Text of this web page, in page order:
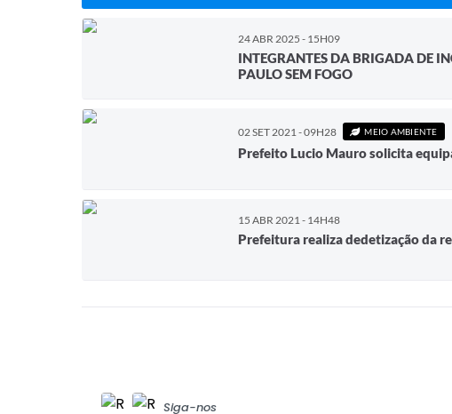
24 ABR 2025 - 15H09
INTEGRANTES DA BRIGADA DE
PAULO SEM FOGO
02 SET 2021 - 09H28 MEIO AMBIENTE
Prefeito Lucio Mauro solicita
15 ABR 2021 - 14H48
Prefeitura realiza dedetização da
Siga-nos